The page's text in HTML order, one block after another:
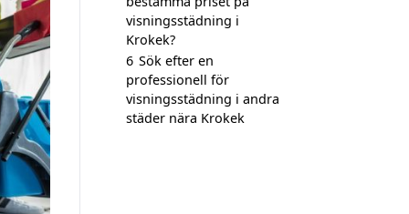
visningsstädning i
Krokek?
6 Sök efter en
professionell för
visningsstädning i andra
städer nära Krokek